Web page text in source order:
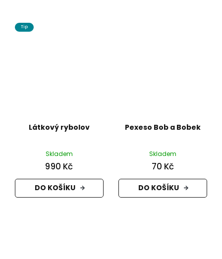
Tip
Látkový rybolov
Skladem
990 Kč
DO KOŠÍKU
Pexeso Bob a Bobek
Skladem
70 Kč
DO KOŠÍKU